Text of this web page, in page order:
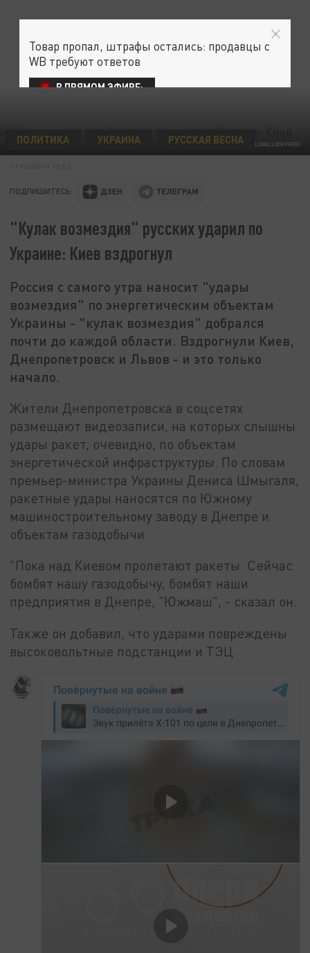
© FACEBOOK.COM/MOD.MIL.RUS//GLOBALLOOKPRESS
ПОЛИТИКА УКРАИНА РУССКАЯ ВЕСНА
ПОДПИШИТЕСЬ:
"Кулак возмездия" русских ударил по
Украине: Киев вздрогнул
Россия с самого утра наносит "удары
возмездия" по энергетическим объектам
Украины - "кулак возмездия" добрался
почти до каждой области. Вздрогнули Киев,
Днепропетровск и Львов - и это только
начало.
Жители Днепропетровска в соцсетях
размещают видеозаписи, на которых слышны
удары ракет, очевидно, по объектам
энергетической инфраструктуры. По словам
премьер-министра Украины Дениса Шмыгаля,
ракетные удары наносятся по Южному
машиностроительному заводу в Днепре и
объектам газодобычи.
"Пока над Киевом пролетают ракеты. Сейчас
бомбят нашу газодобычу, бомбят наши
предприятия в Днепре, "Южмаш", - сказал он.
Также он добавил, что ударами повреждены
высоковольтные подстанции и ТЭЦ.
Товар пропал, штрафы остались: продавцы с
WB требуют ответов
В ПРЯМОМ ЭФИРЕ: